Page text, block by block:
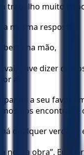
trabalho muito
mesma resposta.
na mão,
vai, ouve dizer
aí.
a seu favor
nos encontrar e
qualquer
obra”. Eu,